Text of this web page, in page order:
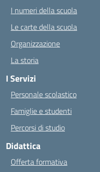
I numeri della scuola
Le carte della scuola
Organizzazione
La storia
I Servizi
Personale scolastico
Famiglie e studenti
Percorsi di studio
Didattica
Offerta formativa